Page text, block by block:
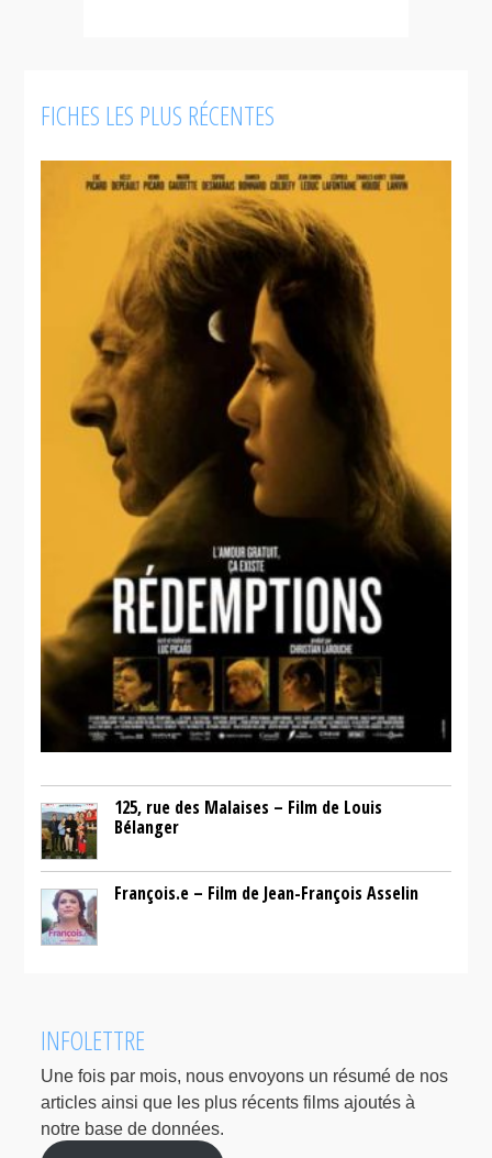
FICHES LES PLUS RÉCENTES
125, rue des Malaises – Film de Louis
Bélanger
François.e – Film de Jean-François Asselin
INFOLETTRE
Une fois par mois, nous envoyons un résumé de nos
articles ainsi que les plus récents films ajoutés à
notre base de données.